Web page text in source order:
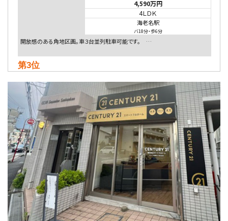
4,590万円
4ＬＤＫ
海老名駅
バ18分・歩6分
開放感のある角地区画。車３台並列駐車可能です。 …
第3位
4ＬＤＫ
相模大野駅
バ9分・歩4分
２０１５年６月築、積水ハウス施工住宅です。 南東…
第4位
4,080万円
4ＬＤＫ
淵野辺駅
歩17分
南側道路に面しており日当たり良好。 キッチンから…
第5位